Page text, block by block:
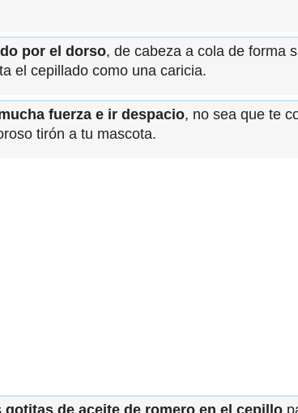
por el dorso, de cabeza a cola de forma
el cepillado como una caricia.
fuerza e ir despacio, no sea que te
tirón a tu mascota.